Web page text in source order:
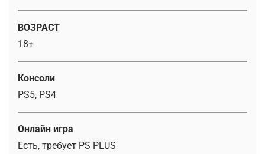
ВОЗРАСТ
18+
Консоли
PS5, PS4
Онлайн игра
Есть, требует PS PLUS